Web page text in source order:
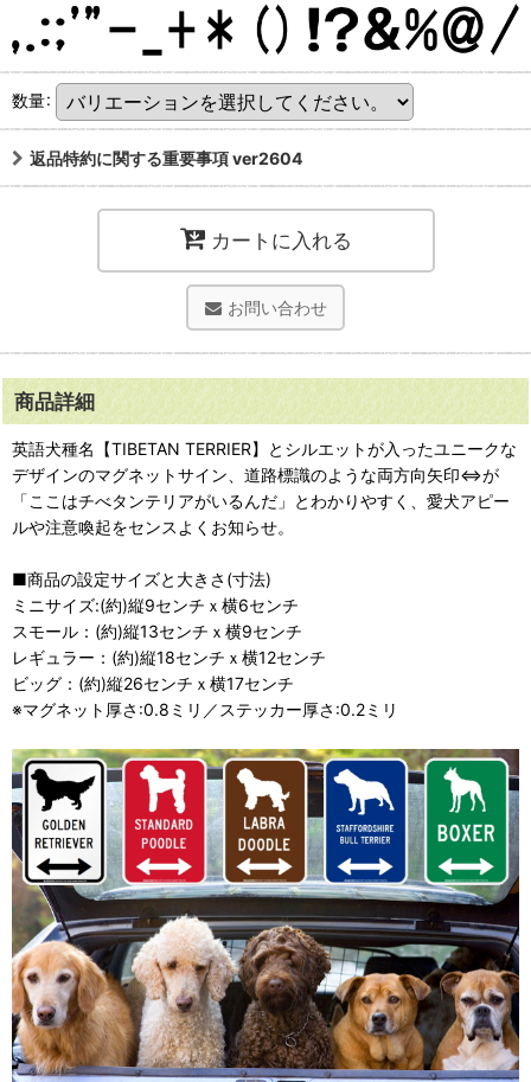
数量:
返品特約に関する重要事項 ver2604
カートに入れる
お問い合わせ
商品詳細
英語犬種名【TIBETAN TERRIER】とシルエットが入ったユニークな
デザインのマグネットサイン、道路標識のような両方向矢印⇔が
「ここはチべタンテリアがいるんだ」とわかりやすく、愛犬アピー
ルや注意喚起をセンスよくお知らせ。
■商品の設定サイズと大きさ(寸法)
ミニサイズ:(約)縦9センチｘ横6センチ
スモール：(約)縦13センチｘ横9センチ
レギュラー：(約)縦18センチｘ横12センチ
ビッグ：(約)縦26センチｘ横17センチ
※マグネット厚さ:0.8ミリ／ステッカー厚さ:0.2ミリ